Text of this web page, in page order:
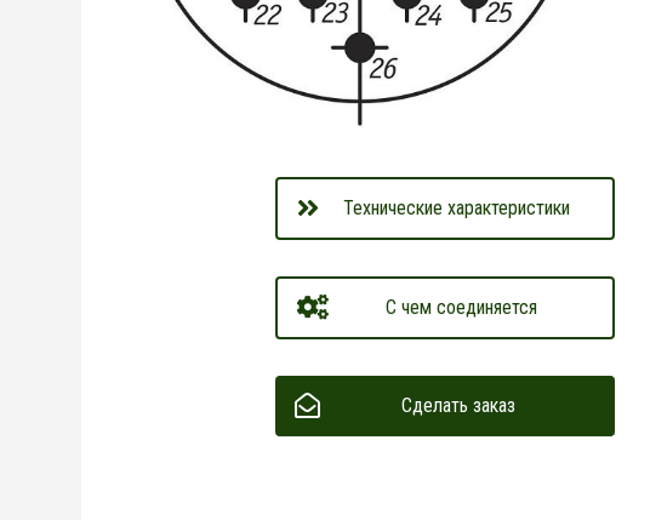
Технические характеристики
С чем соединяется
Сделать заказ